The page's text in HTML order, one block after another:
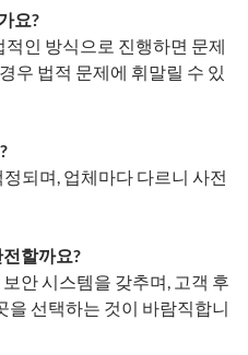
요?
인 방식으로 진행하면 문제
우 법적 문제에 휘말릴 수 있
되며, 업체마다 다르니 사전
할까요?
안 시스템을 갖추며, 고객 후
을 선택하는 것이 바람직합니